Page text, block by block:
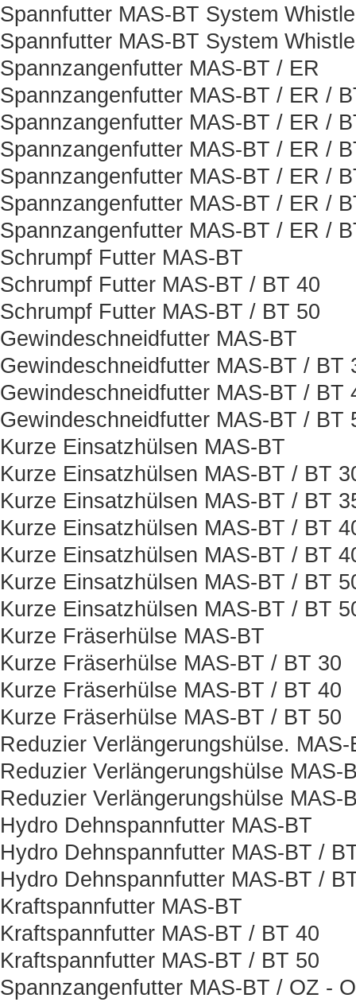
Spannfutter MAS-BT System
Spannfutter MAS-BT System
Spannzangenfutter MAS-BT / ER
Spannzangenfutter MAS-BT / ER /
Spannzangenfutter MAS-BT / ER /
Spannzangenfutter MAS-BT / ER /
Spannzangenfutter MAS-BT / ER /
Spannzangenfutter MAS-BT / ER /
Spannzangenfutter MAS-BT / ER /
Schrumpf Futter MAS-BT
Schrumpf Futter MAS-BT / BT 40
Schrumpf Futter MAS-BT / BT 50
Gewindeschneidfutter MAS-BT
Gewindeschneidfutter MAS-BT / BT
Gewindeschneidfutter MAS-BT / BT
Gewindeschneidfutter MAS-BT / BT
Kurze Einsatzhülsen MAS-BT
Kurze Einsatzhülsen MAS-BT / BT
Kurze Einsatzhülsen MAS-BT / BT
Kurze Einsatzhülsen MAS-BT / BT
Kurze Einsatzhülsen MAS-BT / BT
Kurze Einsatzhülsen MAS-BT / BT
Kurze Einsatzhülsen MAS-BT / BT
Kurze Fräserhülse MAS-BT
Kurze Fräserhülse MAS-BT / BT 30
Kurze Fräserhülse MAS-BT / BT 40
Kurze Fräserhülse MAS-BT / BT 50
Reduzier Verlängerungshülse. MAS-
Reduzier Verlängerungshülse MAS-
Reduzier Verlängerungshülse MAS-
Hydro Dehnspannfutter MAS-BT
Hydro Dehnspannfutter MAS-BT /
Hydro Dehnspannfutter MAS-BT /
Kraftspannfutter MAS-BT
Kraftspannfutter MAS-BT / BT 40
Kraftspannfutter MAS-BT / BT 50
Spannzangenfutter MAS-BT / OZ -